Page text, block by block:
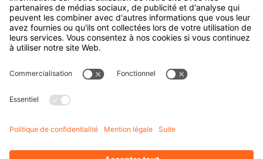
À propos d'Hubtex
À propos d' Hubtex BeLux
Durabilité
Filiales
Downloads
Gestion de l'énergie